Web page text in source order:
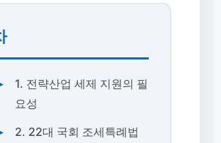
1. 전략산업 세제 지원의 필
요성
2. 22대 국회 조세특례법